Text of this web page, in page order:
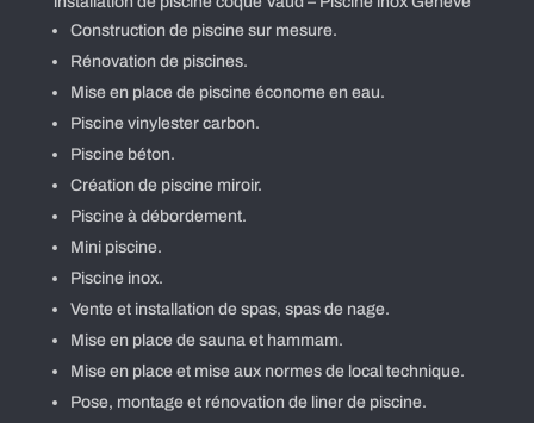
Construction de piscine sur mesure.
Rénovation de piscines.
Mise en place de piscine économe en eau.
Piscine vinylester carbon.
Piscine béton.
Création de piscine miroir.
Piscine à débordement.
Mini piscine.
Piscine inox.
Vente et installation de spas, spas de nage.
Mise en place de sauna et hammam.
Mise en place et mise aux normes de local technique.
Pose, montage et rénovation de liner de piscine.